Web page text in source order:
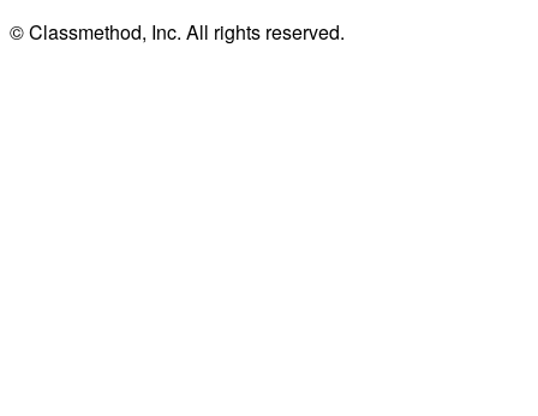
© Classmethod, Inc. All rights reserved.